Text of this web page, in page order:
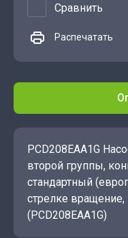
Сравнить
Распечатать
PCD208EAA1G
второй группы,
стандартный
стрелке вращение,
(PCD208EAA1G)